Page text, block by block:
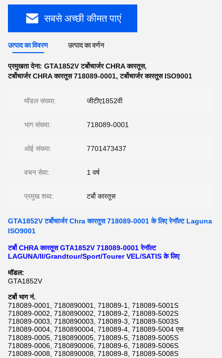
सबसे अच्छी कीमत पाएं
उत्पाद का विवरण उत्पाद का वर्णन
प्रमुखता देना: GTA1852V टर्बोचार्जर CHRA कारतूस,
टर्बोचार्जर CHRA कारतूस 718089-0001,टर्बोचार्जर कारतूस ISO9001
मॉडल संख्या: जीटीए1852वी
भाग संख्या: 718089-0001
ओई संख्या: 7701473437
वचन सेवा: 1 वर्ष
प्रमुख शब्द: टर्बो कारतूस
GTA1852V टर्बोचार्जर Chra कारतूस 718089-0001 के लिए रेनॉल्ट Laguna
ISO9001
टर्बो CHRA कारतूस GTA1852V 718089-0001 रेनॉल्ट
LAGUNA/II/Grandtour/Sport/Tourer VEL/SATIS के लिए
मॉडल:
GTA1852V
टर्बो भाग नं.
718089-0001, 7180890001, 718089-1, 718089-5001S
718089-0002, 7180890002, 718089-2, 718089-5002S
718089-0003, 7180890003, 718089-3, 718089-5003S
718089-0004, 7180890004, 718089-4, 718089-5004 एस
718089-0005, 7180890005, 718089-5, 718089-5005S
718089-0006, 7180890006, 718089-6, 718089-5006S
718089-0008, 7180890008, 718089-8, 718089-5008S